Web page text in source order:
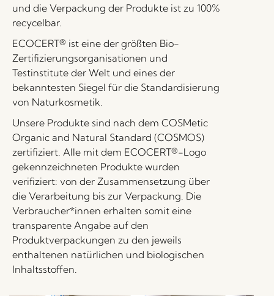
und die Verpackung der Produkte ist zu 100%
recycelbar.
ECOCERT® ist eine der größten Bio-
Zertifizierungsorganisationen und
Testinstitute der Welt und eines der
bekanntesten Siegel für die Standardisierung
von Naturkosmetik.
Unsere Produkte sind nach dem COSMetic
Organic and Natural Standard (COSMOS)
zertifiziert. Alle mit dem ECOCERT®-Logo
gekennzeichneten Produkte wurden
verifiziert: von der Zusammensetzung über
die Verarbeitung bis zur Verpackung. Die
Verbraucher*innen erhalten somit eine
transparente Angabe auf den
Produktverpackungen zu den jeweils
enthaltenen natürlichen und biologischen
Inhaltsstoffen.